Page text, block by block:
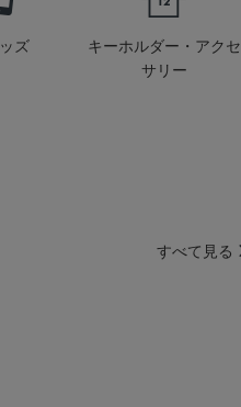
ズ
キーホルダー・アクセ
サリー
すべて見る